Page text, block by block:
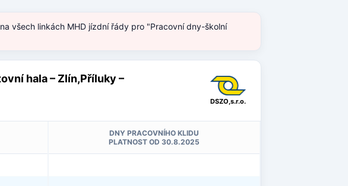
všech linkách MHD jízdní řády pro "Pracovní dny-školní
hala – Zlín,Příluky –
DSZO,s.r.o.
DNY PRACOVNÍHO KLIDU
PLATNOST OD 30.8.2025